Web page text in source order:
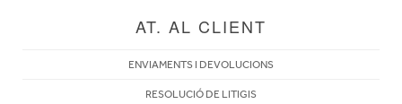
AT. AL CLIENT
ENVIAMENTS I DEVOLUCIONS
RESOLUCIÓ DE LITIGIS